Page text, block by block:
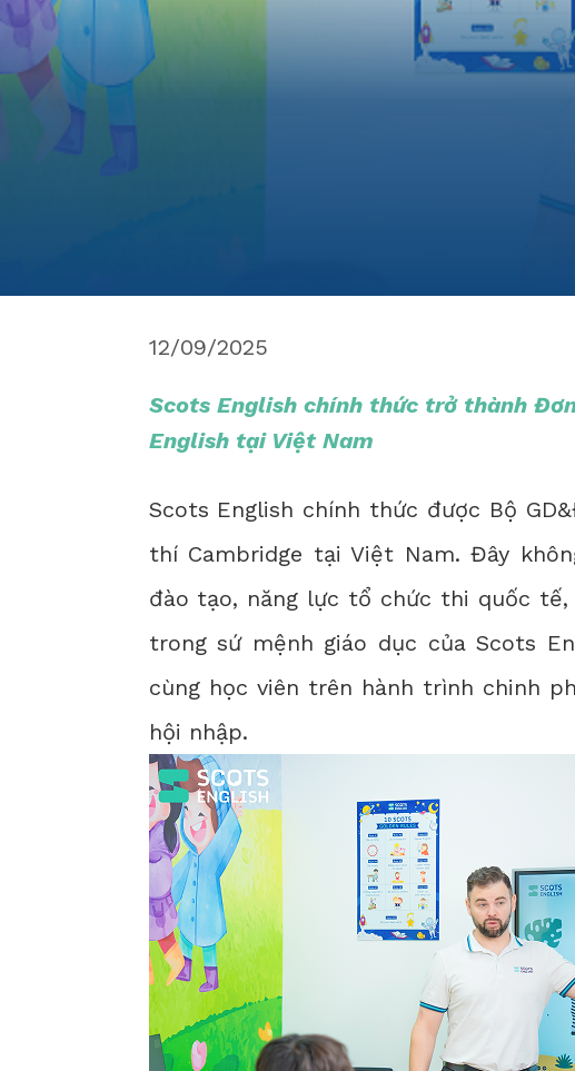
12/09/2025
Scots English chính thức trở thành
English tại Việt Nam
Scots English chính thức được Bộ
thí Cambridge tại Việt Nam. Đây
đào tạo, năng lực tổ chức thi quốc
trong sứ mệnh giáo dục của Scots
cùng học viên trên hành trình chinh
hội nhập.